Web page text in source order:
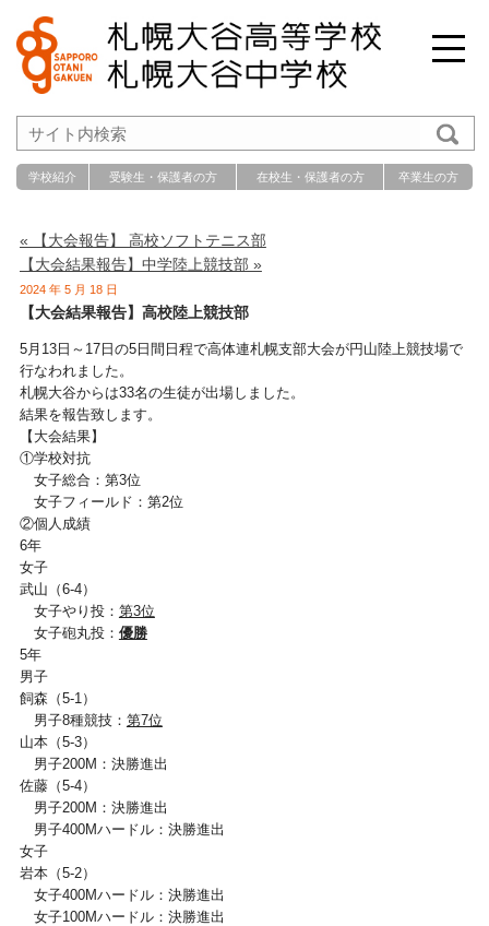
学校紹介 受験生・保護者の方 在校生・保護者の方 卒業生の方
« 【大会報告】 高校ソフトテニス部
【大会結果報告】中学陸上競技部 »
2024 年 5 月 18 日
【大会結果報告】高校陸上競技部
5月13日～ 17日の5日間日程で高体連札幌支部大会が円山陸上競技場で
行なわれました。
札幌大谷からは33名の生徒が出場しました。
結果を報告致します。
【大会結果】
①学校対抗
女子総合：第3位
女子フィールド：第2位
②個人成績
6年
女子
武山（6-4）
女子やり投： 第3位
女子砲丸投： 優勝
5年
男子
飼森（5-1）
男子8種競技： 第7位
山本（5-3）
男子200M：決勝進出
佐藤（5-4）
男子200M：決勝進出
男子400Mハードル：決勝進出
女子
岩本（5-2）
女子400Mハードル：決勝進出
女子100Mハードル：決勝進出